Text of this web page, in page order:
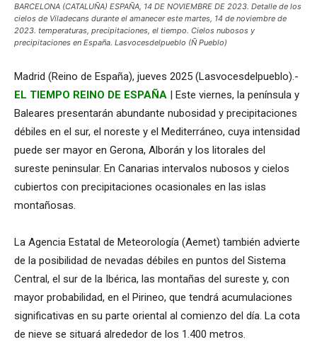
BARCELONA (CATALUÑA) ESPAÑA, 14 DE NOVIEMBRE DE 2023. Detalle de los
cielos de Viladecans durante el amanecer este martes, 14 de noviembre de
2023. temperaturas, precipitaciones, el tiempo. Cielos nubosos y
precipitaciones en España. Lasvocesdelpueblo (Ñ Pueblo)
Madrid (Reino de España), jueves 2025 (Lasvocesdelpueblo).-
EL TIEMPO REINO DE ESPAÑA | Este viernes, la península y
Baleares presentarán abundante nubosidad y precipitaciones
débiles en el sur, el noreste y el Mediterráneo, cuya intensidad
puede ser mayor en Gerona, Alborán y los litorales del
sureste peninsular. En Canarias intervalos nubosos y cielos
cubiertos con precipitaciones ocasionales en las islas
montañosas.
La Agencia Estatal de Meteorología (Aemet) también advierte
de la posibilidad de nevadas débiles en puntos del Sistema
Central, el sur de la Ibérica, las montañas del sureste y, con
mayor probabilidad, en el Pirineo, que tendrá acumulaciones
significativas en su parte oriental al comienzo del día. La cota
de nieve se situará alrededor de los 1.400 metros.